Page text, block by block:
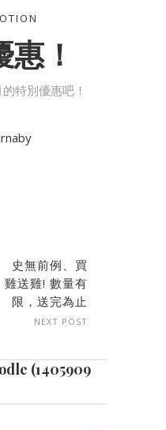
惠！
特別優惠吧！
史無前例、買
雞送雞! 數量有
限，送完為止
NEXT POST
(1405909